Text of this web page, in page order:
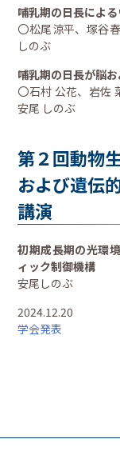
哺乳期の日長によ
〇松尾涼平、塚谷
しのぶ
哺乳期の日長が脳
〇石村 公花、岩佐
安尾 しのぶ
第２回動物
および遺伝
講演
初期成長期の光環
ィック制御機構
安尾しのぶ
2024.12.20
学会発表